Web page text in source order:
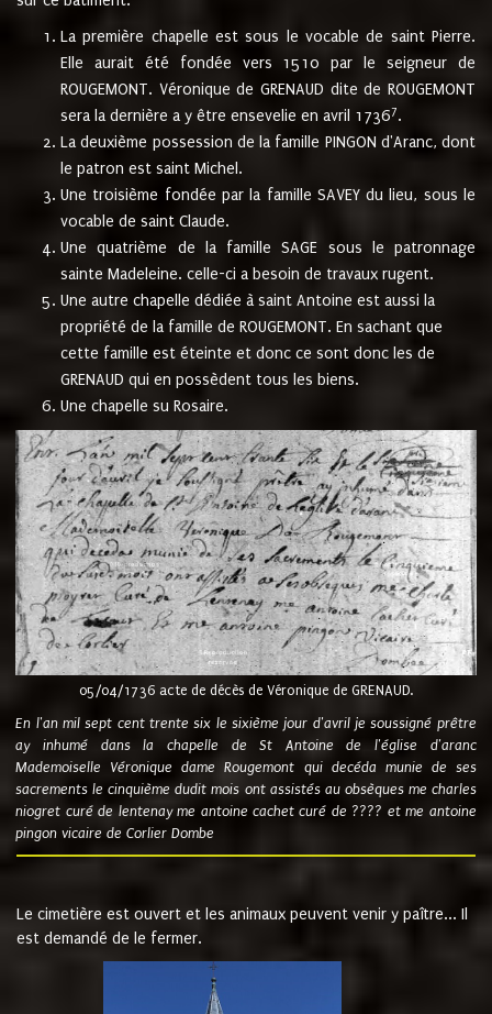
La première chapelle est sous le vocable de saint Pierre.
Elle aurait été fondée vers 1510 par le seigneur de
ROUGEMONT. Véronique de GRENAUD dite de ROUGEMONT
sera la dernière a y être ensevelie en avril 17367.
La deuxième possession de la famille PINGON d'Aranc, dont
le patron est saint Michel.
Une troisième fondée par la famille SAVEY du lieu, sous le
vocable de saint Claude.
Une quatrième de la famille SAGE sous le patronnage
sainte Madeleine. celle-ci a besoin de travaux rugent.
Une autre chapelle dédiée à saint Antoine est aussi la
propriété de la famille de ROUGEMONT. En sachant que
cette famille est éteinte et donc ce sont donc les de
GRENAUD qui en possèdent tous les biens.
Une chapelle su Rosaire.
05/04/1736 acte de décès de Véronique de GRENAUD.
En l'an mil sept cent trente six le sixième jour d'avril je soussigné prêtre
ay inhumé dans la chapelle de St Antoine de l'église d'aranc
Mademoiselle Véronique dame Rougemont qui decéda munie de ses
sacrements le cinquième dudit mois ont assistés au obsèques me charles
niogret curé de lentenay me antoine cachet curé de ???? et me antoine
pingon vicaire de Corlier Dombe
Le cimetière est ouvert et les animaux peuvent venir y paître... Il
est demandé de le fermer.